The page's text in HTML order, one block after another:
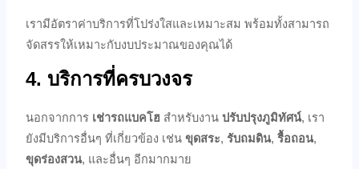
เรามีอัตราค่าบริการที่โปร่งใสและเหมาะสม พร้อมทั้งสามารถ
จัดสรรให้เหมาะกับงบประมาณของคุณได้
4. บริการที่ครบวงจร
นอกจากการ เช่ารถแบคโฮ สำหรับงานปรับปรุงภูมิทัศน์, เรา
ยังมีบริการอื่นๆ ที่เกี่ยวข้อง เช่นขุดสระ,รับถมดิน,รื้อถอน,
ขุดร่องสวน, และอื่นๆ อีกมากมาย